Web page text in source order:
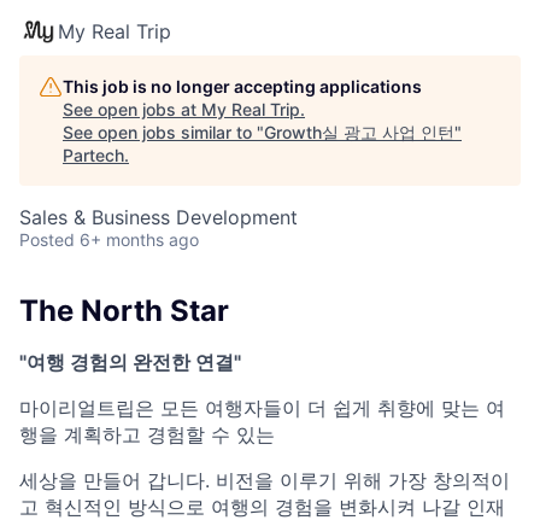
My Real Trip
This job is no longer accepting applications
See open jobs at My Real Trip.
See open jobs similar to "Growth실 광고 사업 인턴"
Partech.
Sales & Business Development
Posted 6+ months ago
The North ​Star
"여행 ​경험의 ​완전한 연결"
마이리얼트립은 ​모든 여행자들이 더 쉽게 ​취향에 ​맞는 여
행을 ​계획하고 경험할 수 ​있는
세상을 만들어 ​갑니다. 비전을 ​이루기 위해 ​가장 ​창의적이
고 ​혁신적인 방식으로 여행의 ​경험을 ​변화시켜 나갈 인재